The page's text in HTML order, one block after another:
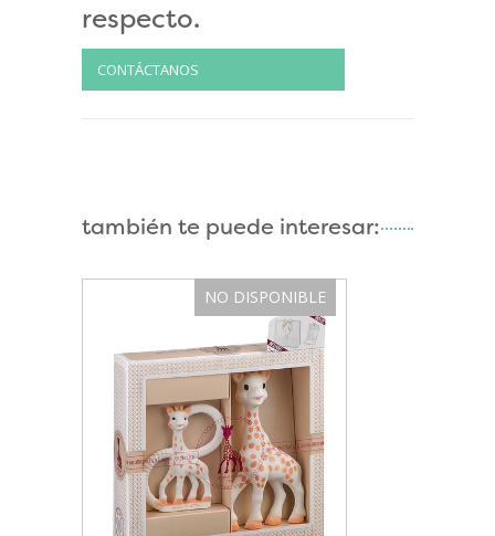
respecto.
CONTÁCTANOS
también te puede interesar:
NO DISPONIBLE